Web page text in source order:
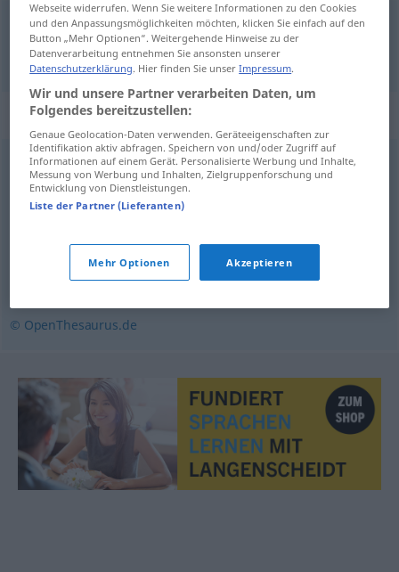
<wy>bulić(fürza AKK) blechenzahlen
Synonyme für "blechen"
ausgeben,bestreiten (Geldbetrag),entrichten,bezahlen
(Hauptform),aufkommen (für)
begleichen (Rechnung) abdrücken (ugs.)
verausgaben (Verwaltungsdeutsch),berappen (ugs.)
© OpenThesaurus.de
Webseite widerrufen. Wenn Sie weitere Informationen zu den Cookies
und den Anpassungsmöglichkeiten möchten, klicken Sie einfach auf den
Button „Mehr Optionen“. Weitergehende Hinweise zu der
Datenverarbeitung entnehmen Sie ansonsten unserer
Datenschutzerklärung. Hier finden Sie unserImpressum.
Wir und unsere Partner verarbeiten Daten, um
Folgendes bereitzustellen:
Genaue Geolocation-Daten verwenden. Geräteeigenschaften zur
Identifikation aktiv abfragen. Speichern von und/oder Zugriff auf
Informationen auf einem Gerät. Personalisierte Werbung und Inhalte,
Messung von Werbung und Inhalten, Zielgruppenforschung und
Entwicklung von Dienstleistungen.
Liste der Partner (Lieferanten)
Mehr Optionen Akzeptieren